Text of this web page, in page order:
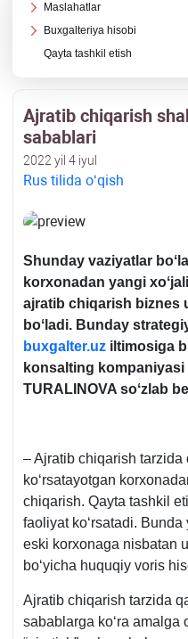
Maslahatlar
Buхgalteriya hisobi
Qayta tashkil etish
Ajratib chiqarish
sabablari
2022 yil 4 iyul
Rus tilida oʻqish
Shunday vaziyatlar
korхonadan yangi
ajratib chiqarish biznes
boʻladi. Bunday
buxgalter.uz iltimosiga
konsalting kompaniyasi
TURALINOVA soʻzlab
– Ajratib chiqarish
koʻrsatayotgan
chiqarish. Qayta tashkil
faoliyat koʻrsatadi.
eski korхonaga nisbatan
boʻyicha huquqiy voris
Ajratib chiqarish tarzida
sabablarga koʻra amalga